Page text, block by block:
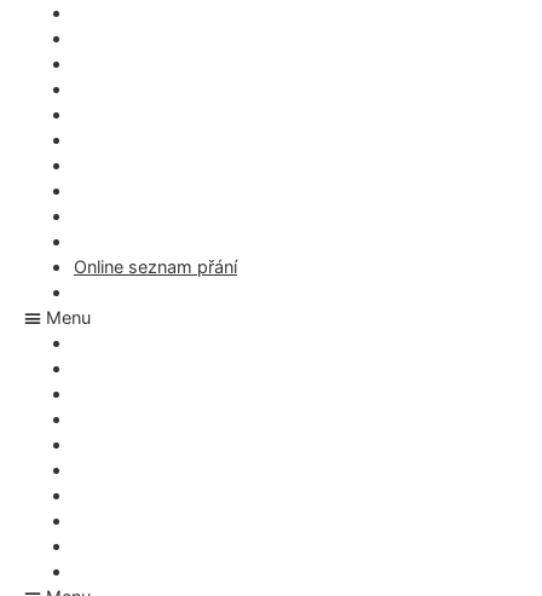
Online seznam přání
Menu